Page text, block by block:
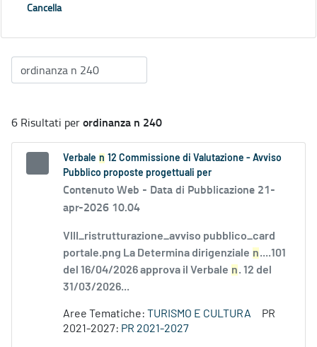
Cancella
6 Risultati perordinanza n 240
Verbale n 12 Commissione di Valutazione - Avviso
Pubblico proposte progettuali per
Contenuto Web - Data di Pubblicazione 21-
apr-2026 10.04
VIII_ristrutturazione_avviso pubblico_card
portale.png La Determina dirigenziale n....101
del 16/04/2026 approva il Verbale n. 12 del
31/03/2026...
Aree Tematiche: TURISMO E CULTURA
PR
2021-2027: PR 2021-2027